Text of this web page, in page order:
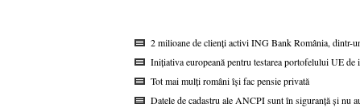
2 milioane de clienți activi ING Bank România, dintr-
Inițiativa europeană pentru testarea portofelului UE de
Tot mai mulți români își fac pensie privată
Datele de cadastru ale ANCPI sunt în siguranță și nu